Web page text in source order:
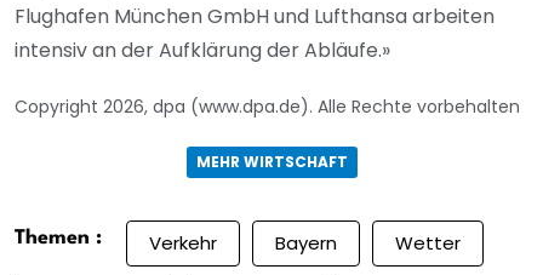
Flughafen München GmbH und Lufthansa arbeiten
intensiv an der Aufklärung der Abläufe.»
Copyright 2026, dpa (www.dpa.de). Alle Rechte vorbehalten
MEHR WIRTSCHAFT
Themen : Verkehr Bayern Wetter